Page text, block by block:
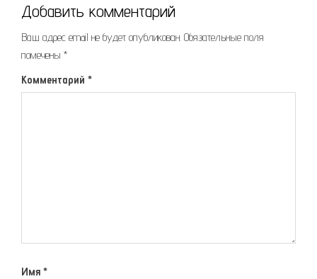
Добавить комментарий
Ваш адрес email не будет опубликован. Обязательные поля
помечены *
Комментарий *
Имя *